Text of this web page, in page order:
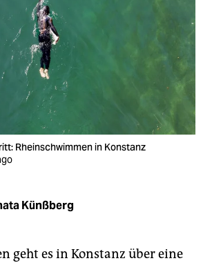
Rheinschwimmen in Konstanz
Künßberg
geht es in Konstanz über eine